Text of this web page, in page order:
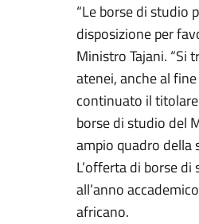
“Le borse di studio
disposizione per
Ministro Tajani. “Si
atenei, anche al
continuato il
borse di studio del
ampio quadro della
L’offerta di borse
all’anno
africano.